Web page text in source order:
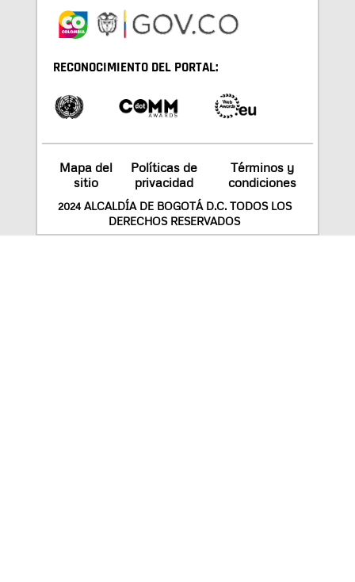
RECONOCIMIENTO DEL PORTAL:
Mapa del
sitio
Políticas de
privacidad
Términos y
condiciones
2024 ALCALDÍA DE BOGOTÁ D.C. TODOS LOS
DERECHOS RESERVADOS